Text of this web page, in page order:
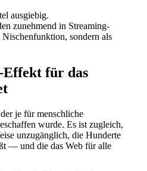
ausgiebig.
zunehmend in Streaming-
sondern als
für das
je für menschliche
wurde. Es ist zugleich,
unzugänglich, die Hunderte
— und die das Web für alle